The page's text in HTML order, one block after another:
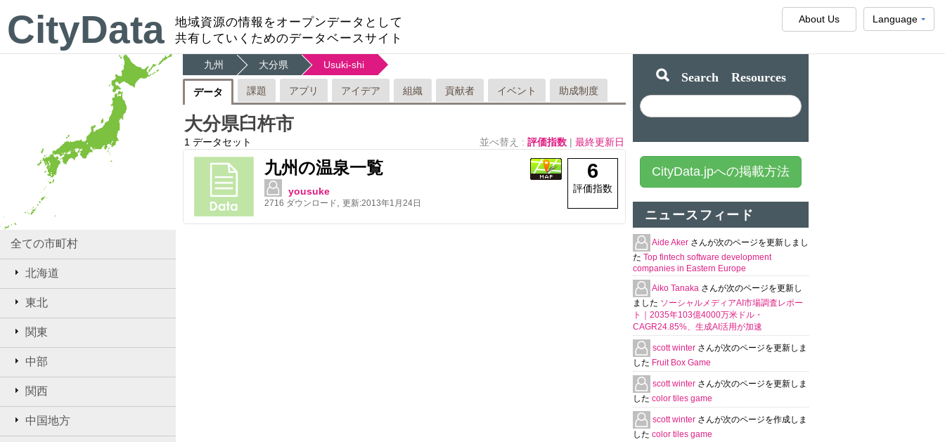
CityData
地域資源の情報をオープンデータとして
共有していくためのデータベースサイト
Language
About Us
全ての市町村
北海道
東北
関東
中部
関西
中国地方
九州 大分県 Usuki-shi
データ 課題 アプリ アイデア 組織 貢献者 イベント 助成制度
大分県臼杵市
1 データセット 並べ替え : 評価指数 | 最終更新日
九州の温泉一覧
yousuke
2716 ダウンロード 更新:2013年1月24日
6
評価指数
Search Resources
CityData.jpへの掲載方法
ニュースフィード
Aide Aker さんが次のページを更新しまし
た Top fintech software development
companies in Eastern Europe
Aiko Tanaka さんが次のページを更新し
ました ソーシャルメディアAI市場調査レポー
ト｜2035年103億4000万米ドル・
CAGR24.85%、生成AI活用が加速
scott winter さんが次のページを更新しま
した Fruit Box Game
scott winter さんが次のページを更新しま
した color tiles game
scott winter さんが次のページを作成しま
した color tiles game